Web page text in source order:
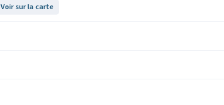
Voir sur la carte